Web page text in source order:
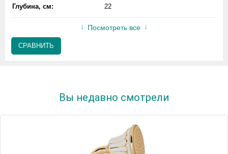
Глубина, см:
22
Посмотреть все
СРАВНИТЬ
Вы недавно смотрели